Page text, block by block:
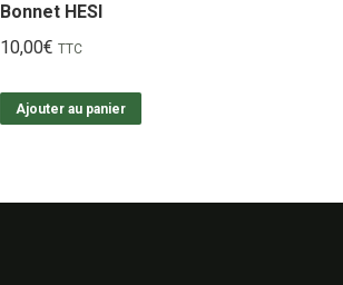
Bonnet HESI
10,00€ TTC
Ajouter au panier